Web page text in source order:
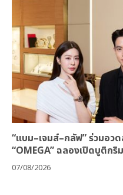
“แบม–เจมส์–กลัฟ” ร่วมอว
“OMEGA” ฉลองเปิดบูติก
07/08/2026